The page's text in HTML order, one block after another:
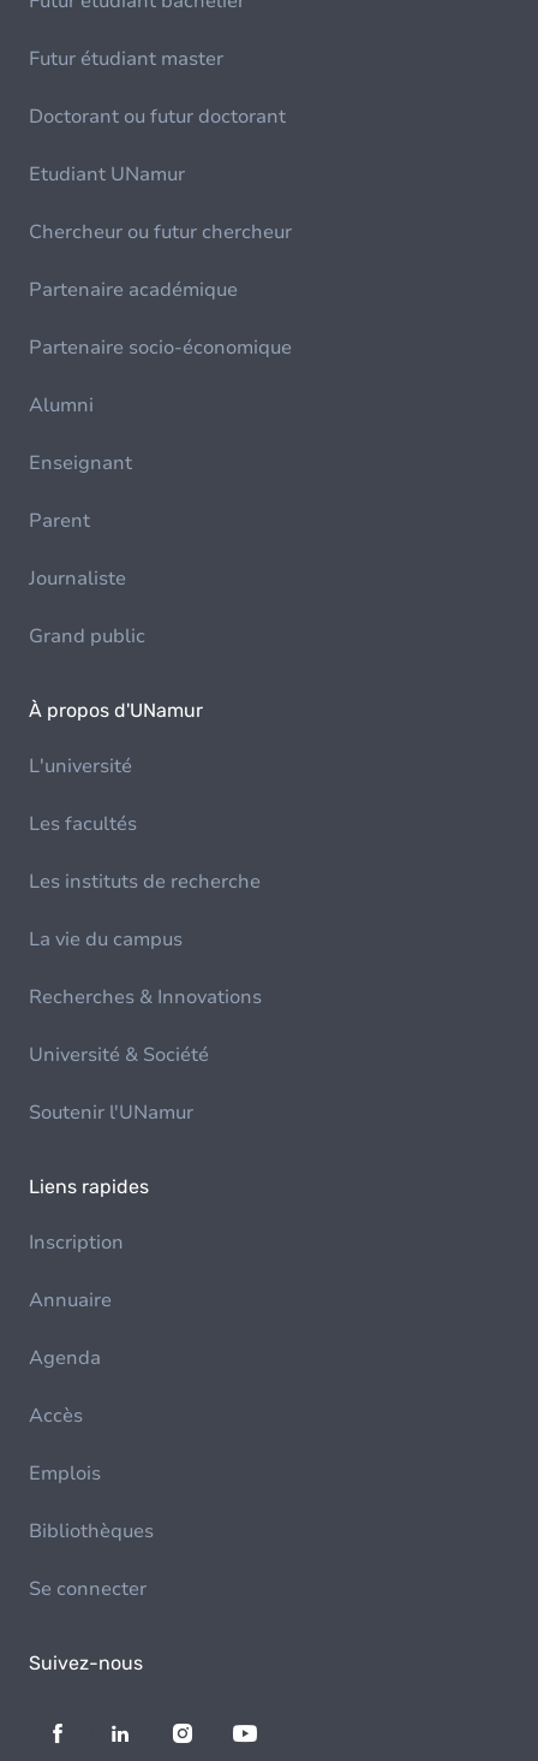
Futur étudiant master
Doctorant ou futur doctorant
Etudiant UNamur
Chercheur ou futur chercheur
Partenaire académique
Partenaire socio-économique
Alumni
Enseignant
Parent
Journaliste
Grand public
À propos d'UNamur
L'université
Les facultés
Les instituts de recherche
La vie du campus
Recherches & Innovations
Université & Société
Soutenir l'UNamur
Liens rapides
Inscription
Annuaire
Agenda
Accès
Emplois
Bibliothèques
Se connecter
Suivez-nous